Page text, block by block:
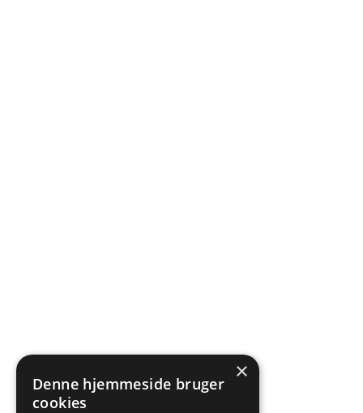
×
Denne hjemmeside bruger
cookies